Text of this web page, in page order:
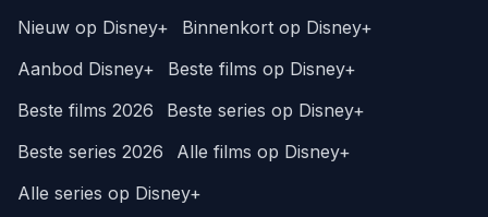
Nieuw op Disney+
Binnenkort op Disney+
Aanbod Disney+
Beste films op Disney+
Beste films 2026
Beste series op Disney+
Beste series 2026
Alle films op Disney+
Alle series op Disney+